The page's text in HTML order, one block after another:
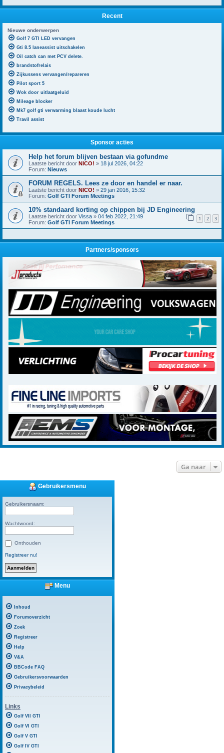
Recent
Nieuwe onderwerpen
Golf 7 GTI LED vervangen
Gti 8.5 laneassist uitschakelen
Oil catch can met PCV delete.
brandstofrelais
Zijkussens vervangen/repareren
Pilot sport 5
Wok door uitlaatgeluid
Mileage blocker
Mk7 golf gti verwarming blaast koude lucht
Travil assist
Sponsor acties
Help het forum blijven bestaan via gofundme
Laatste bericht door NICO! » 18 jul 2026, 04:22
Forum: Nieuws
FORUM REGELS. Lees ze door en handel er naar.
Laatste bericht door NICO! » 29 jan 2016, 15:32
Forum: Golf GTI Forum Meetings
10% standaard korting op chippen bij JD Engineering
1 2 3
Laatste bericht door Vissa » 04 feb 2022, 21:49
Forum: Golf GTI Forum Meetings
Partners/sponsors
Ga naar
Gebruikersmenu
Gebruikersnaam:
Wachtwoord:
Onthouden
Registreer nu!
Menu
Inhoud
Forumoverzicht
Zoek
Registreer
Help
V&A
BBCode FAQ
Gebruikersvoorwaarden
Privacybeleid
Links
Golf VII GTI
Golf VI GTI
Golf V GTI
Golf IV GTI